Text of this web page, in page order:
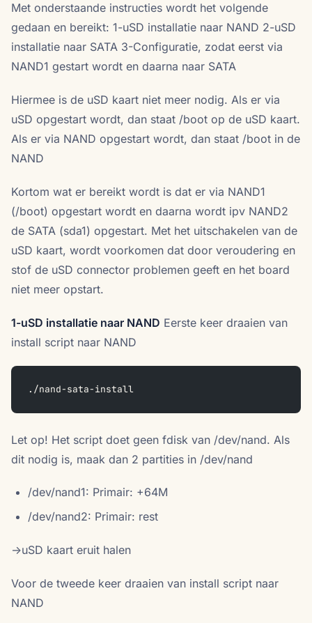
Met onderstaande instructies wordt het volgende
gedaan en bereikt: 1-uSD installatie naar NAND 2-uSD
installatie naar SATA 3-Configuratie, zodat eerst via
NAND1 gestart wordt en daarna naar SATA
Hiermee is de uSD kaart niet meer nodig. Als er via
uSD opgestart wordt, dan staat /boot op de uSD kaart.
Als er via NAND opgestart wordt, dan staat /boot in de
NAND
Kortom wat er bereikt wordt is dat er via NAND1
(/boot) opgestart wordt en daarna wordt ipv NAND2
de SATA (sda1) opgestart. Met het uitschakelen van de
uSD kaart, wordt voorkomen dat door veroudering en
stof de uSD connector problemen geeft en het board
niet meer opstart.
1-uSD installatie naar NAND Eerste keer draaien van
install script naar NAND
./nand-sata-install
Let op! Het script doet geen fdisk van /dev/nand. Als
dit nodig is, maak dan 2 partities in /dev/nand
/dev/nand1: Primair: +64M
/dev/nand2: Primair: rest
->uSD kaart eruit halen
Voor de tweede keer draaien van install script naar
NAND